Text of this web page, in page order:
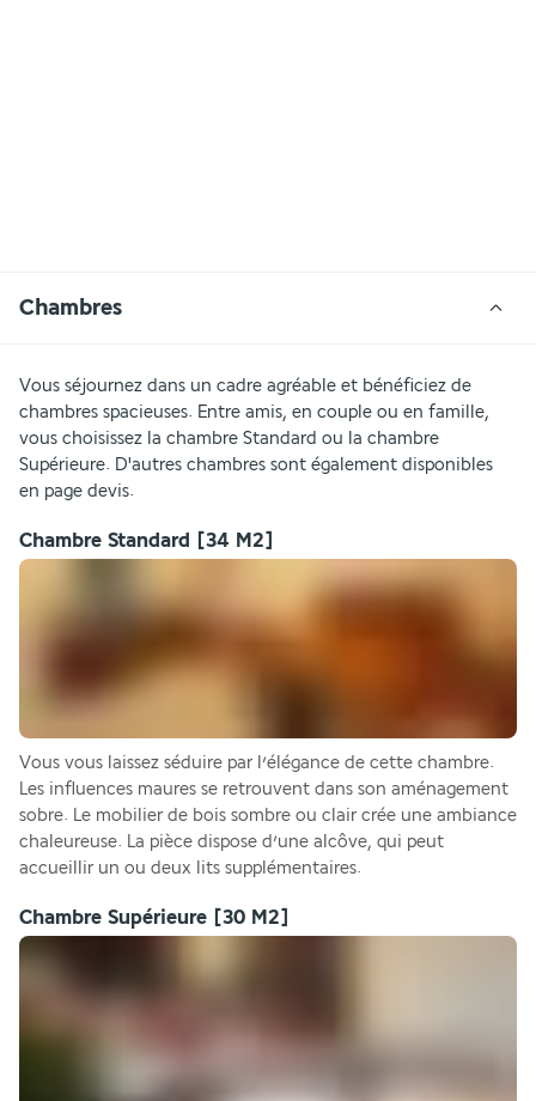
Chambres
Vous séjournez dans un cadre agréable et bénéficiez de
chambres spacieuses. Entre amis, en couple ou en famille,
vous choisissez la chambre Standard ou la chambre
Supérieure. D'autres chambres sont également disponibles
en page devis.
Chambre Standard [34 M2]
Vous vous laissez séduire par l’élégance de cette chambre.
Les influences maures se retrouvent dans son aménagement
sobre. Le mobilier de bois sombre ou clair crée une ambiance
chaleureuse. La pièce dispose d’une alcôve, qui peut
accueillir un ou deux lits supplémentaires.
Chambre Supérieure [30 M2]